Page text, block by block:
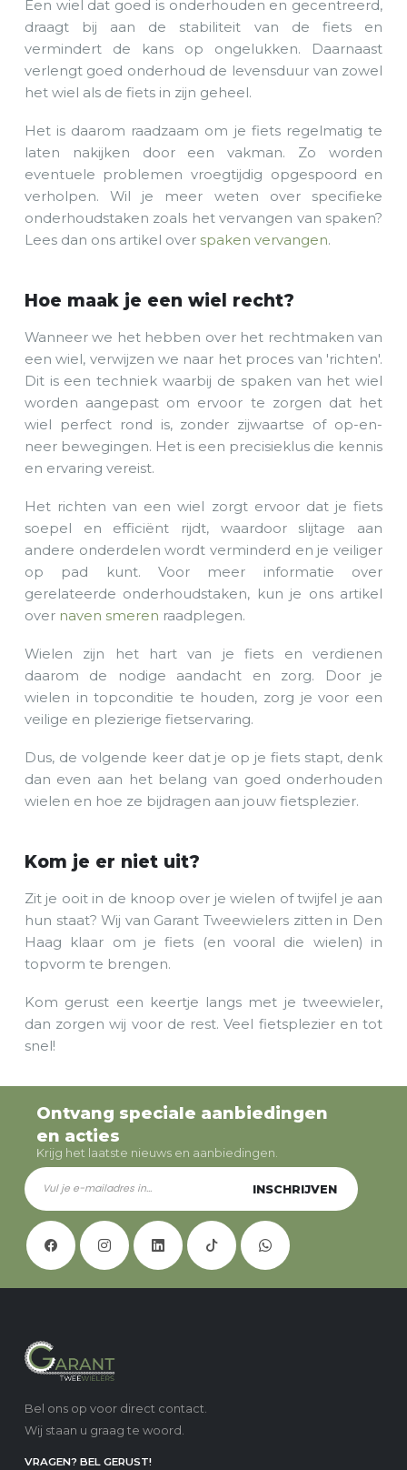
Een wiel dat goed is onderhouden en gecentreerd,
draagt bij aan de stabiliteit van de fiets en
vermindert de kans op ongelukken. Daarnaast
verlengt goed onderhoud de levensduur van zowel
het wiel als de fiets in zijn geheel.
Het is daarom raadzaam om je fiets regelmatig te
laten nakijken door een vakman. Zo worden
eventuele problemen vroegtijdig opgespoord en
verholpen. Wil je meer weten over specifieke
onderhoudstaken zoals het vervangen van spaken?
Lees dan ons artikel over spaken vervangen.
Hoe maak je een wiel recht?
Wanneer we het hebben over het rechtmaken van
een wiel, verwijzen we naar het proces van 'richten'.
Dit is een techniek waarbij de spaken van het wiel
worden aangepast om ervoor te zorgen dat het
wiel perfect rond is, zonder zijwaartse of op-en-
neer bewegingen. Het is een precisieklus die kennis
en ervaring vereist.
Het richten van een wiel zorgt ervoor dat je fiets
soepel en efficiënt rijdt, waardoor slijtage aan
andere onderdelen wordt verminderd en je veiliger
op pad kunt. Voor meer informatie over
gerelateerde onderhoudstaken, kun je ons artikel
over naven smeren raadplegen.
Wielen zijn het hart van je fiets en verdienen
daarom de nodige aandacht en zorg. Door je
wielen in topconditie te houden, zorg je voor een
veilige en plezierige fietservaring.
Dus, de volgende keer dat je op je fiets stapt, denk
dan even aan het belang van goed onderhouden
wielen en hoe ze bijdragen aan jouw fietsplezier.
Kom je er niet uit?
Zit je ooit in de knoop over je wielen of twijfel je aan
hun staat? Wij van Garant Tweewielers zitten in Den
Haag klaar om je fiets (en vooral die wielen) in
topvorm te brengen.
Kom gerust een keertje langs met je tweewieler,
dan zorgen wij voor de rest. Veel fietsplezier en tot
snel!
Ontvang speciale aanbiedingen
en acties
Krijg het laatste nieuws en aanbiedingen.
INSCHRIJVEN
Bel ons op voor direct contact.
Wij staan u graag te woord.
VRAGEN? BEL GERUST!